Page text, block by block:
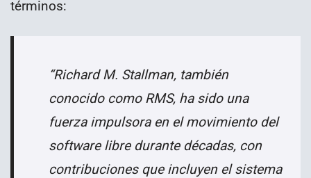
términos:
“Richard M. Stallman, también
conocido como RMS, ha sido una
fuerza impulsora en el movimiento del
software libre durante décadas, con
contribuciones que incluyen el sistema